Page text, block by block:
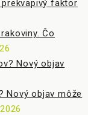
Čo
Nový objav môže